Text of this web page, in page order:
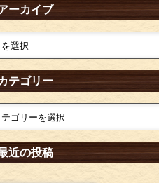
ーカイブ
テゴリー
近の投稿